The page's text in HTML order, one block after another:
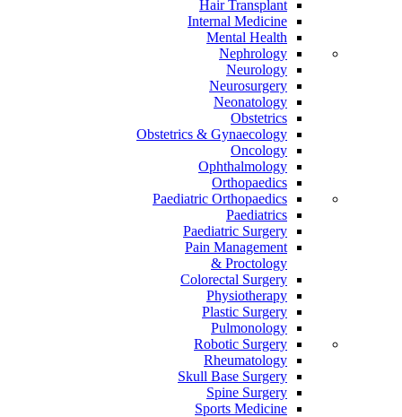
Hair Transplant
Internal Medicine
Mental Health
Nephrology
Neurology
Neurosurgery
Neonatology
Obstetrics
Obstetrics & Gynaecology
Oncology
Ophthalmology
Orthopaedics
Paediatric Orthopaedics
Paediatrics
Paediatric Surgery
Pain Management
Proctology &
Colorectal Surgery
Physiotherapy
Plastic Surgery
Pulmonology
Robotic Surgery
Rheumatology
Skull Base Surgery
Spine Surgery
Sports Medicine